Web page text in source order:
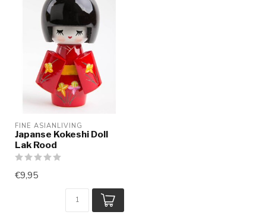
FINE ASIANLIVING
Japanse Kokeshi Doll
Lak Rood
€9,95